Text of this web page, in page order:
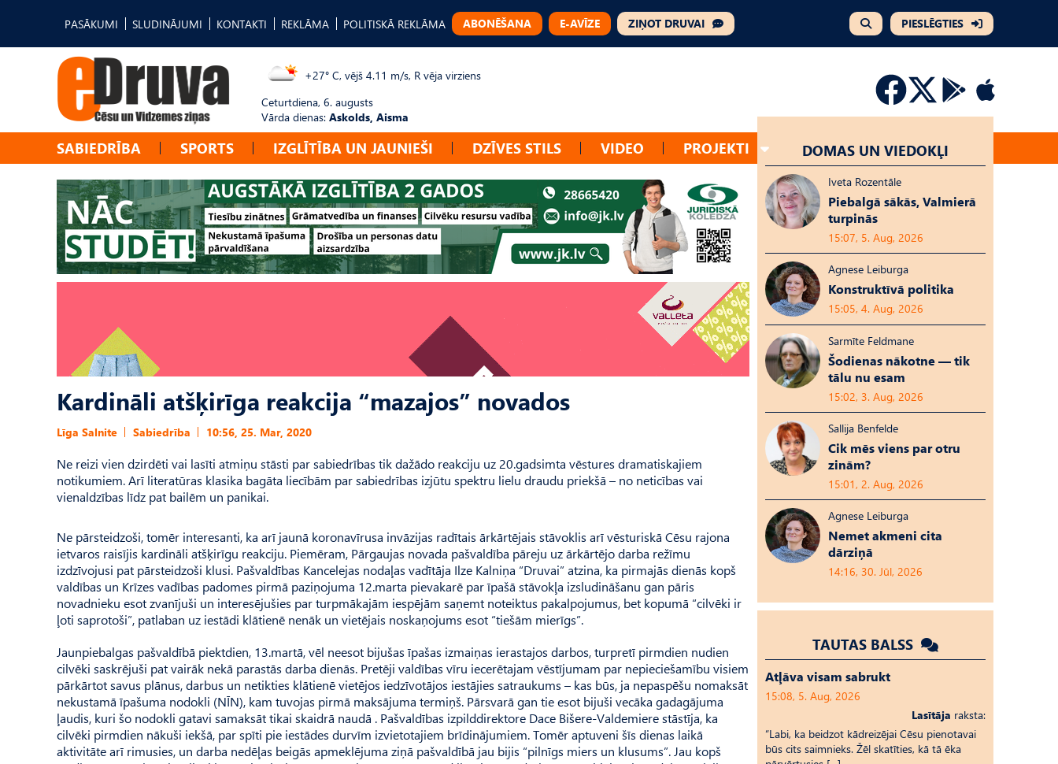
PASĀKUMI SLUDINĀJUMI KONTAKTI REKLĀMA POLITISKĀ REKLĀMA ABONĒŠANA E-AVĪZE ZIŅOT DRUVAI PIESLĒGTIES
+27° C, vējš 4.11 m/s, R vēja virziens
Ceturtdiena, 6. augusts
Vārda dienas: Askolds, Aisma
SABIEDRĪBA SPORTS IZGLĪTĪBA UN JAUNIEŠI DZĪVES STILS VIDEO PROJEKTI
Kardināli atšķirīga reakcija “mazajos” novados
Līga Salnite Sabiedrība 10:56, 25. Mar, 2020
Ne reizi vien dzirdēti vai lasīti atmiņu stāsti par sabiedrības tik dažādo reakciju uz 20.gadsimta vēstures dramatiskajiem
notikumiem. Arī literatūras klasika bagāta liecībām par sabiedrības izjūtu spektru lielu draudu priekšā – no neticības vai
vienaldzības līdz pat bailēm un panikai.
Ne pārsteidzoši, tomēr interesanti, ka arī jaunā koronavīrusa invāzijas radītais ārkārtējais stāvoklis arī vēsturiskā Cēsu rajona
ietvaros raisījis kardināli atšķirīgu reakciju. Piemēram, Pārgaujas novada pašvaldība pār­eju uz ārkārtējo darba režīmu
izdzīvojusi pat pārsteidzoši klusi. Pašvaldības Kancelejas nodaļas vadītāja Ilze Kalniņa “Druvai” atzina, ka pirmajās dienās kopš
valdības un Krīzes vadības padomes pirmā paziņojuma 12.marta pievakarē par īpašā stāvokļa izsludināšanu gan pāris
novadnieku esot zvanījuši un interesējušies par turpmākajām iespējām saņemt noteiktus pakalpojumus, bet kopumā “cilvēki ir
ļoti saprotoši”, patlaban uz iestādi klātienē nenāk un vietējais noskaņojums esot “tiešām mierīgs”.
Jaunpiebalgas pašvaldībā piektdien, 13.martā, vēl neesot bijušas īpašas izmaiņas ierastajos darbos, turpretī pirmdien nudien
cilvēki saskrējuši pat vairāk nekā parastās darba dienās. Pretēji valdības vīru iecerētajam vēstījumam par nepieciešamību visiem
pārkārtot savus plānus, darbus un netikties klātienē vietējos iedzīvotājos iestājies satraukums – kas būs, ja nepaspēšu nomaksāt
nekustamā īpašuma nodokli (NĪN), kam tuvojas pirmā maksājuma termiņš. Pārsvarā gan tie esot bijuši vecāka gadagājuma
ļaudis, kuri šo nodokli gatavi samaksāt tikai skaidrā naudā . Pašvaldības izpilddirektore Dace Bišere-Valdemiere stāstīja, ka
cilvēki pirmdien nākuši iekšā, par spīti pie iestādes durvīm izvietotajiem brīdinājumiem. Tomēr aptuveni šīs dienas laikā
aktivitāte arī rimusies, un darba nedēļas beigās apmeklējuma ziņā pašvaldībā jau bijis “pilnīgs miers un klusums”. Jau kopš
DOMAS UN VIEDOKĻI
Iveta Rozentāle
Piebalgā sākās, Valmierā
turpinās
15:07, 5. Aug, 2026
Agnese Leiburga
Konstruktīvā politika
15:05, 4. Aug, 2026
Sarmīte Feldmane
Šodienas nākotne — tik
tālu nu esam
15:02, 3. Aug, 2026
Sallija Benfelde
Cik mēs viens par otru
zinām?
15:01, 2. Aug, 2026
Agnese Leiburga
Nemet akmeni cita
dārziņā
14:16, 30. Jūl, 2026
TAUTAS BALSS
Atļāva visam sabrukt
15:08, 5. Aug, 2026
Lasītāja raksta:
“Labi, ka beidzot kādreizējai Cēsu pienotavai
būs cits saimnieks. Žēl skatīties, kā tā ēka